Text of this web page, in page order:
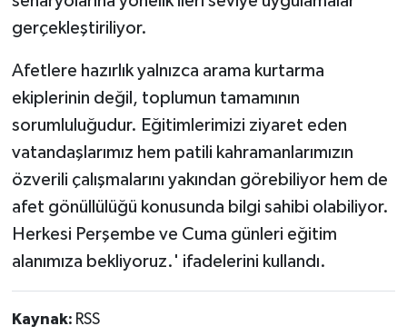
gerçekleştiriliyor.
Afetlere hazırlık yalnızca arama kurtarma
ekiplerinin değil, toplumun tamamının
sorumluluğudur. Eğitimlerimizi ziyaret eden
vatandaşlarımız hem patili kahramanlarımızın
özverili çalışmalarını yakından görebiliyor hem de
afet gönüllülüğü konusunda bilgi sahibi olabiliyor.
Herkesi Perşembe ve Cuma günleri eğitim
alanımıza bekliyoruz.' ifadelerini kullandı.
Kaynak: RSS